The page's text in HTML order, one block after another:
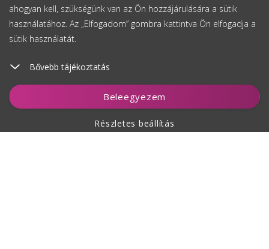
ahogyan kell, szükségünk van az Ön hozzájárulására a sütik
használatához. Az „Elfogadom” gombra kattintva Ön elfogadja a
sütik használatát.
Bővebb tájékoztatás
Beleegyezem
Részletes beállítás